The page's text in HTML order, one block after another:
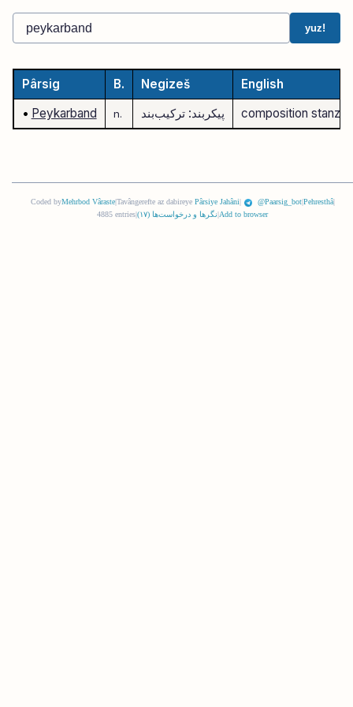
yuz!
Pârsig B. Negizeš
English
• Peykarband n. پیکربند: ترکیب‌بند composition stanza
Coded byMehrbod Vâraste|Tavângerefte az dabireye Pârsiye Jahâni| @Paarsig_bot|Pehresthâ|
4885 entries
نگرها و درخواست‌ها (١٧) Add to browser